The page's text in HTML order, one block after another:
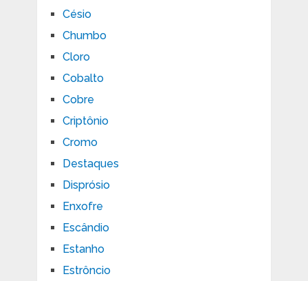
Césio
Chumbo
Cloro
Cobalto
Cobre
Criptônio
Cromo
Destaques
Disprósio
Enxofre
Escândio
Estanho
Estrôncio